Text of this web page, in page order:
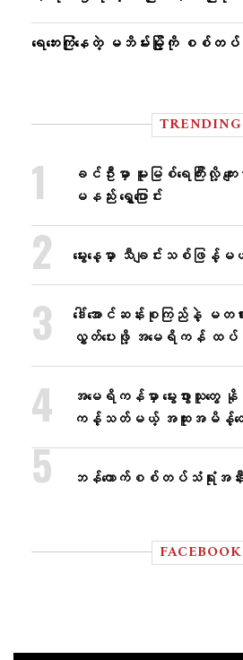
ရေဘေးကြုံနေတဲ့ မဘိမ်းမြို့ကို စစ်တပ်
TRENDING
ခင်ဦးမှာ မူးမြစ်ရေကြီးလို့ က
မနည်း ရွှေ့ပြောင်း
မွေးနေ့မှာ သီချင်းသစ်ဖြန့်
ဒေါ်အောင်ဆန်းစုကြည်နဲ့ မတရ
လွှတ်ပေးဖို့ အမေရိကန် ထပ်မံ
အမေရိကန်မှာ မွေးဖွားသူတွ
ကန့်သတ်မယ့် အထူးအမိန့်
ဘန်​ကောက်စစ်တပ်သံရုံးအနီး
FACEBOOK